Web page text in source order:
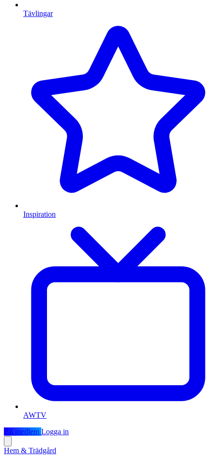
Tävlingar
Inspiration
AWTV
Bli medlem Logga in
Hem & Trädgård